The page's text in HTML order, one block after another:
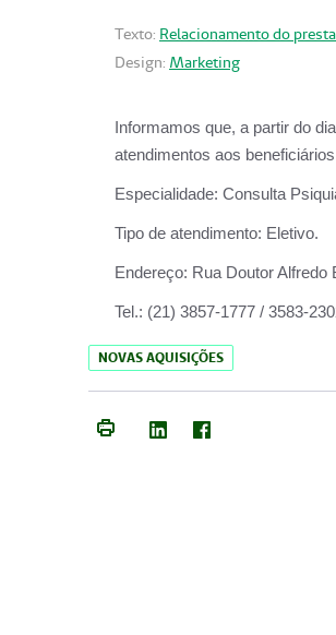
Texto: Relacionamento do
Design: Marketing
Informamos que, a partir do
atendimentos aos
Especialidade: Consulta
Tipo de atendimento: Eletivo.
Endereço: Rua Doutor Alfredo
Tel.: (21) 3857-1777 / 3583-
NOVAS AQUISIÇÕES